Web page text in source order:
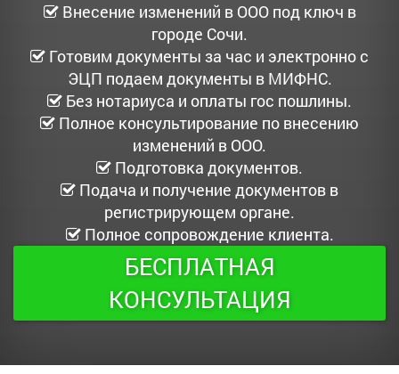
Внесение изменений в ООО под ключ в
городе Сочи.
Готовим документы за час и электронно с
ЭЦП подаем документы в МИФНС.
Без нотариуса и оплаты гос пошлины.
Полное консультирование по внесению
изменений в ООО.
Подготовка документов.
Подача и получение документов в
регистрирующем органе.
Полное сопровождение клиента.
БЕСПЛАТНАЯ
КОНСУЛЬТАЦИЯ